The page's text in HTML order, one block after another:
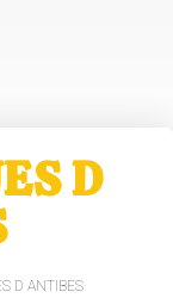
D
D ANTIBES